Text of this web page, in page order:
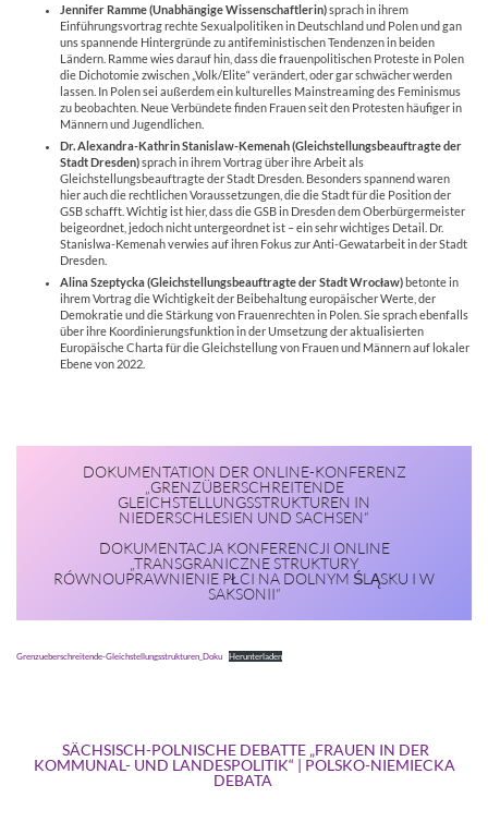
Jennifer Ramme(Unabhängige Wissenschaftlerin)sprach in ihrem
Einführungsvortrag rechte Sexualpolitiken in Deutschland und Polen und gan
uns spannende Hintergründe zu antifeministischen Tendenzen in beiden
Ländern. Ramme wies darauf hin, dass die frauenpolitischen Proteste in Polen
die Dichotomie zwischen „Volk/Elite“ verändert, oder gar schwächer werden
lassen. In Polen sei außerdem ein kulturelles Mainstreaming des Feminismus
zu beobachten. Neue Verbündete finden Frauen seit den Protesten häufiger in
Männern und Jugendlichen.
Dr. Alexandra-Kathrin Stanislaw-Kemenah (Gleichstellungsbeauftragte der
Stadt Dresden)sprach in ihrem Vortrag über ihre Arbeit als
Gleichstellungsbeauftragte der Stadt Dresden. Besonders spannend waren
hier auch die rechtlichen Voraussetzungen, die die Stadt für die Position der
GSB schafft. Wichtig ist hier, dass die GSB in Dresden dem Oberbürgermeister
beigeordnet, jedoch nicht untergeordnet ist – ein sehr wichtiges Detail. Dr.
Stanislwa-Kemenah verwies auf ihren Fokus zur Anti-Gewatarbeit in der Stadt
Dresden.
Alina Szeptycka (Gleichstellungsbeauftragte der Stadt Wrocław) betonte in
ihrem Vortrag die Wichtigkeit der Beibehaltung europäischer Werte, der
Demokratie und die Stärkung von Frauenrechten in Polen. Sie sprach ebenfalls
über ihre Koordinierungsfunktion in der Umsetzung der aktualisierten
Europäische Charta für die Gleichstellung von Frauen und Männern auf lokaler
Ebene von 2022.
DOKUMENTATION DER ONLINE-KONFERENZ
„GRENZÜBERSCHREITENDE
GLEICHSTELLUNGSSTRUKTUREN IN
NIEDERSCHLESIEN UND SACHSEN“
DOKUMENTACJA KONFERENCJI ONLINE
„TRANSGRANICZNE STRUKTURY
RÓWNOUPRAWNIENIE PŁCI NA DOLNYM ŚLĄSKU I W
SAKSONII“
Grenzueberschreitende-Gleichstellungsstrukturen_Doku Herunterladen
SÄCHSISCH-POLNISCHE DEBATTE „FRAUEN IN DER
KOMMUNAL- UND LANDESPOLITIK“ | POLSKO-NIEMIECKA
DEBATA